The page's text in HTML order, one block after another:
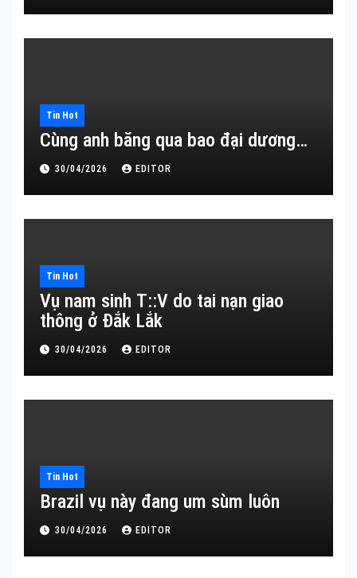
Tin Hot
Cùng anh băng qua bao đại dương…
30/04/2026 EDITOR
Tin Hot
Vụ nam sinh T::V do tai nạn giao
thông ở Đắk Lắk
30/04/2026 EDITOR
Tin Hot
Brazil vụ này đang um sùm luôn
30/04/2026 EDITOR